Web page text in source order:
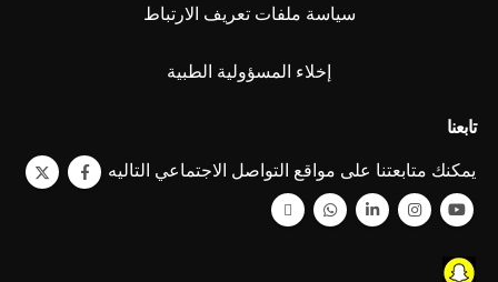
سياسة ملفات تعريف الارتباط
إخلاء المسؤولية الطبية
تابعنا
يمكنك متابعتنا على مواقع التواصل الاجتماعي التاليه